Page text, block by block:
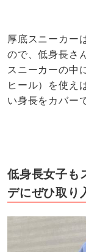
厚底スニーカー
ので、低身長さ
スニーカーの中
ヒール）を使え
い身長をカバー
低身長女子も
デにぜひ取